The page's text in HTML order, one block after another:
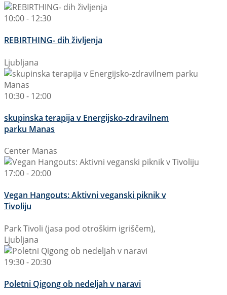
10:00 - 12:30
REBIRTHING- dih življenja
Ljubljana
10:30 - 12:00
skupinska terapija v Energijsko-zdravilnem
parku Manas
Center Manas
17:00 - 20:00
Vegan Hangouts: Aktivni veganski piknik v
Tivoliju
Park Tivoli (jasa pod otroškim igriščem),
Ljubljana
19:30 - 20:30
Poletni Qigong ob nedeljah v naravi